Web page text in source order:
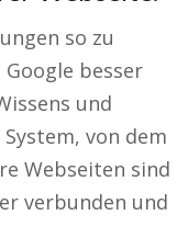
so zu
besser
und
von dem
Webseiten sind
verbunden und